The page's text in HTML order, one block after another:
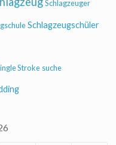
Schlagzeuger
Schlagzeugschüler
Stroke suche